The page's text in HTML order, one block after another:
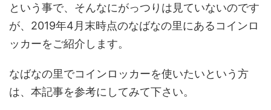
という事で、そんなにがっつりは見ていないのです
が、2019年4月末時点のなばなの里にあるコインロ
ッカーをご紹介します。
なばなの里でコインロッカーを使いたいという方
は、本記事を参考にしてみて下さい。